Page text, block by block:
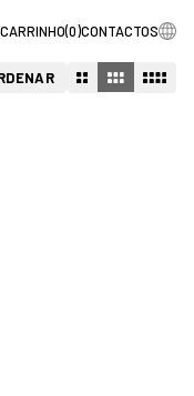
CARRINHO(0)CONTACTOS